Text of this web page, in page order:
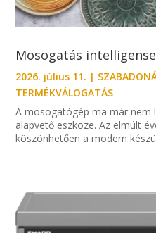
Mosogatás
2026. július 11. |
TERMÉKVÁLOGATÁS
A mosogatógép ma már nem
alapvető eszköze. Az elmúlt
köszönhetően a modern